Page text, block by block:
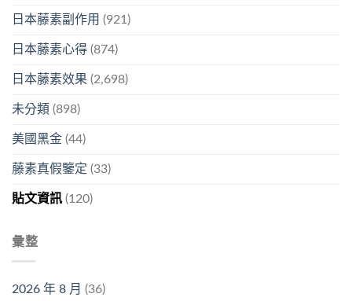
日本藤素副作用 (921)
日本藤素心得 (874)
日本藤素效果 (2,698)
未分類 (898)
美國黑金 (44)
藤素真假鑒定 (33)
貼文資訊 (120)
彙整
2026 年 8 月 (36)